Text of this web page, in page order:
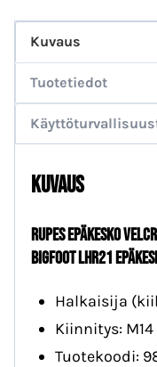
velcro
M14
multireikä
slim
M8
määrä
Kuvaus
Tuotetiedot
Kuvaus
Rupes EPÄKESKO
Bigfoot LHR21
Halkaisija
Kiinnitys: M14
Tuotekoodi: